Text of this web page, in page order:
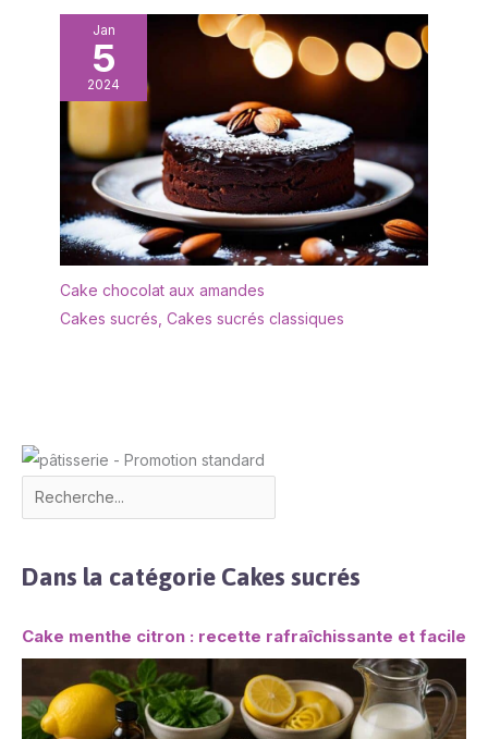
compactes et d'une
garantie de 1 an sans
complication.
Jan
5
2024
Cake chocolat aux amandes
Cakes sucrés Cakes sucrés classiques
Dans la catégorie Cakes sucrés
Cake menthe citron : recette rafraîchissante et facile